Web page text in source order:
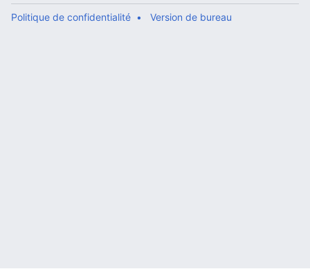
Politique de confidentialité Version de bureau